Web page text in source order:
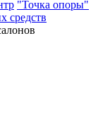
"Точка опоры"
средств